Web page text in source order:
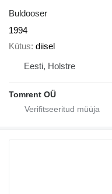
Buldooser
1994
Kütus diisel
Eesti, Holstre
Tomrent OÜ